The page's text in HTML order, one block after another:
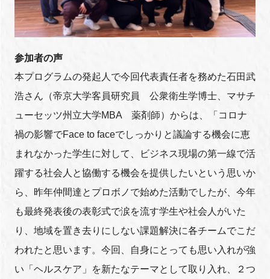
参加者の声
本プログラムの発起人で今回代表責任者を務めた石田武
浩さん（帝京大学客員研究員 公衆衛生学博士、マサチ
ューセッツ州立大学MBA 薬剤師）からは、「コロナ
禍の影響でFace to faceでしっかりと議論する機会に恵
まれなかった学生に対して、ビジネス現場の第一線で活
躍する社会人と協働する機会を提供したいという思いか
ら、昨年仲間達とプロボノで始めた活動でしたが、今年
も最終発表後の表彰式で涙を流す学生や社会人がいた
り、地域を置き去りにしない課題解決に各チームでこだ
われたと思います。今回、自身にとっても思い入れが強
い「ヘルスケア」を新たなテーマとして取り入れ、２つ